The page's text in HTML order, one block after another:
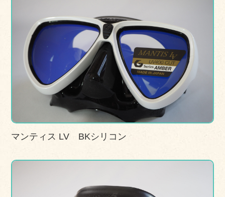
マンティス LV BKシリコン